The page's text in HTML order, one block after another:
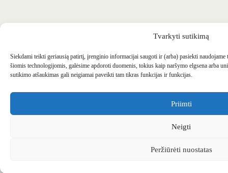
Tvarkyti sutikimą
Siekdami teikti geriausią patirtį, įrenginio informacijai saugoti ir (arba) pasiekti
šiomis technologijomis, galėsime apdoroti duomenis, tokius kaip naršymo elgsena arba
sutikimo atšaukimas gali neigiamai paveikti tam tikras funkcijas ir funkcijas.
Priimti
Neigti
Peržiūrėti nuostatas